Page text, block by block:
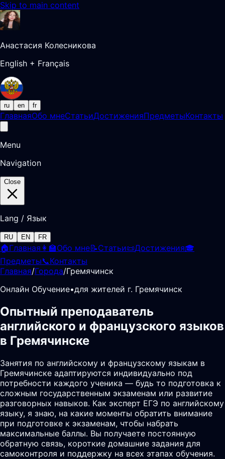
Skip to main content
Анастасия Колесникова
English + Français
ru en fr
ГлавнаяОбо мнеСтатьиДостиженияПредметыКонтакты
Menu
Navigation
Close
Lang / Язык
RU EN FR
🏠Главная 👩‍🏫Обо мне📝Статьи📜Достижения🎓
Предметы📞Контакты
Главная/Города/Гремячинск
Онлайн Обучение•для жителей г. Гремячинск
Опытный преподаватель
английского и французского языков
в Гремячинске
Занятия по английскому и французскому языкам в
Гремячинске адаптируются индивидуально под
потребности каждого ученика — будь то подготовка к
сложным государственным экзаменам или развитие
разговорных навыков. Как эксперт ЕГЭ по английскому
языку, я знаю, на какие моменты обратить внимание
при подготовке к экзаменам, чтобы набрать
максимальные баллы. Вы получаете постоянную
обратную связь, короткие домашние задания для
самоконтроля и поддержку на всех этапах обучения.